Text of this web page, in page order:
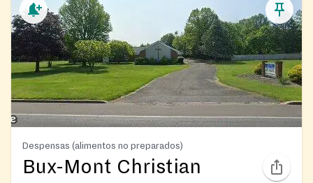
Despensas (alimentos no preparados)
Bux-Mont Christian